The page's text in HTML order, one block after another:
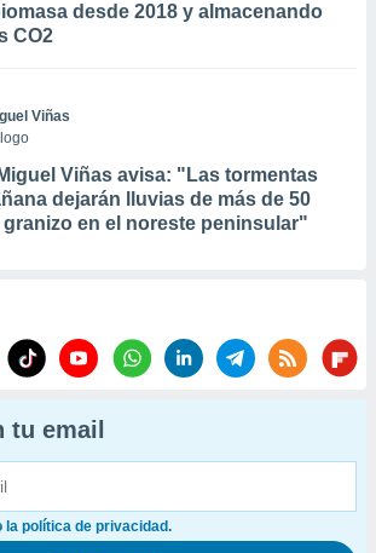
desde 2018 y almacenando
CO2
Viñas
Viñas avisa: "Las tormentas
dejarán lluvias de más de 50
granizo en el noreste peninsular"
tu email
la política de privacidad.